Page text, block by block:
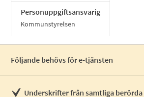
Personuppgiftsansvarig
Kommunstyrelsen
Följande behövs för e-tjänsten
Underskrifter från samtliga berörda